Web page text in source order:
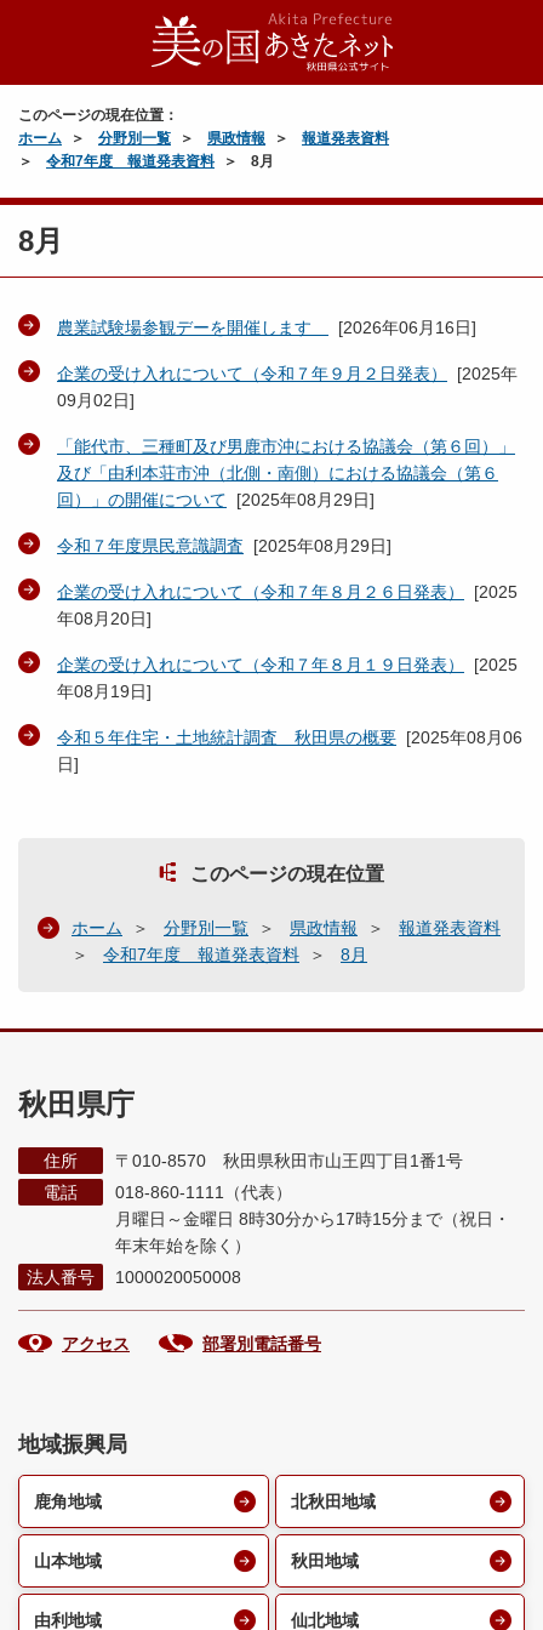
このページの現在位置：
ホーム
分野別一覧 県政情報
報道発表資料
令和7年度 報道発表資料
8月
8月
農業試験場参観デーを開催します [2026年06月16日]
企業の受け入れについて（令和７年９月２日発表） [2025年
09月02日]
「能代市、三種町及び男鹿市沖における協議会（第６回）」
及び「由利本荘市沖（北側・南側）における協議会（第６
回）」の開催について [2025年08月29日]
令和７年度県民意識調査 [2025年08月29日]
企業の受け入れについて（令和７年８月２６日発表） [2025
年08月20日]
企業の受け入れについて（令和７年８月１９日発表） [2025
年08月19日]
令和５年住宅・土地統計調査 秋田県の概要 [2025年08月06
日]
このページの現在位置
ホーム 分野別一覧 県政情報
報道発表資料
令和7年度 報道発表資料
8月
秋田県庁
住所
〒010-8570 秋田県秋田市山王四丁目1番1号
電話
018-860-1111（代表）
月曜日～金曜日 8時30分から17時15分まで （祝日・
年末年始を除く）
法人番号
1000020050008
アクセス 部署別電話番号
地域振興局
鹿角地域 北秋田地域
山本地域 秋田地域
由利地域 仙北地域